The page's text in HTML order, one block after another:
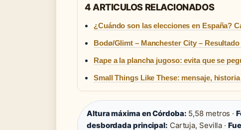
4 ARTICULOS RELACIONADOS
¿Cuándo son las elecciones en España?
Bodø/Glimt – Manchester City – Resultado
Rape a la plancha jugoso: evita que se
Small Things Like These: mensaje,
Altura máxima en Córdoba: 5,58 metros ·
desbordada principal: Cartuja, Sevilla ·